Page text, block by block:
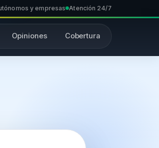
y empresas Atención 24/7
Opiniones Cobertura